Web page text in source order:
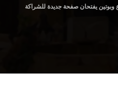
يفتحان صفحة جديدة للشراكة